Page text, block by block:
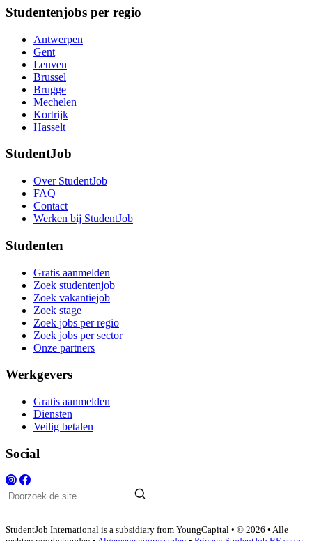
Studentenjobs per regio
Antwerpen
Gent
Leuven
Brussel
Brugge
Mechelen
Kortrijk
Hasselt
StudentJob
Over StudentJob
FAQ
Contact
Werken bij StudentJob
Studenten
Gratis aanmelden
Zoek studentenjob
Zoek vakantiejob
Zoek stage
Zoek jobs per regio
Zoek jobs per sector
Onze partners
Werkgevers
Gratis aanmelden
Diensten
Veilig betalen
Social
StudentJob International is a subsidiary from YoungCapital • © 2026 • Alle